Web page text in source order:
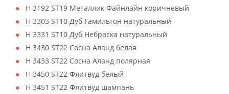
H 3192 ST19 Металлик Файнлайн коричневый
H 3303 ST10 Дуб Гамильтон натуральный
H 3331 ST10 Дуб Небраска натуральный
H 3430 ST22 Сосна Аланд белая
H 3433 ST22 Сосна Аланд полярная
H 3450 ST22 Флитвуд белый
H 3451 ST22 Флитвуд шампань